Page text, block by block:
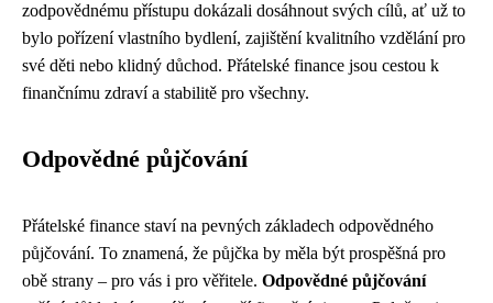
zodpovědnému přístupu dokázali dosáhnout svých cílů, ať už to
bylo pořízení vlastního bydlení, zajištění kvalitního vzdělání pro
své děti nebo klidný důchod. Přátelské finance jsou cestou k
finančnímu zdraví a stabilitě pro všechny.
Odpovědné půjčování
Přátelské finance staví na pevných základech odpovědného
půjčování. To znamená, že půjčka by měla být prospěšná pro
obě strany – pro vás i pro věřitele. Odpovědné půjčování